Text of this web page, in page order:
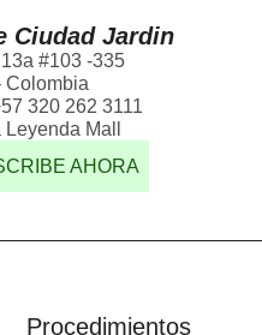
Ciudad Jardin
#103 -335
Colombia
320 262 3111
Mall
AHORA
Procedimientos